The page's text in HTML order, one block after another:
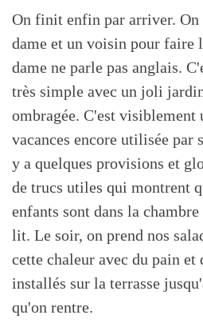
On finit enfin par arriver. On
dame et un voisin pour faire
dame ne parle pas anglais.
très simple avec un joli
ombragée. C'est visiblement
vacances encore utilisée par
y a quelques provisions et
de trucs utiles qui montrent
enfants sont dans la
lit. Le soir, on prend nos
cette chaleur avec du pain et
installés sur la terrasse
qu'on rentre.